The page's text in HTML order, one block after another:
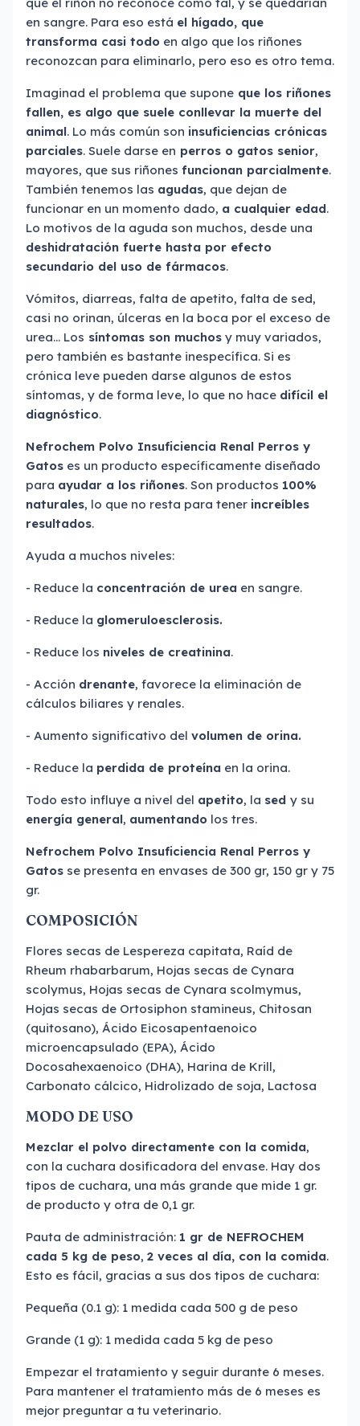
en sangre. Para eso está el hígado, que
transforma casi todo en algo que los riñones
reconozcan para eliminarlo, pero eso es otro tema.
Imaginad el problema que supone que los riñones
fallen, es algo que suele conllevar la muerte del
animal. Lo más común son insuficiencias crónicas
parciales. Suele darse en perros o gatos senior,
mayores, que sus riñones funcionan parcialmente.
También tenemos las agudas, que dejan de
funcionar en un momento dado, a cualquier edad.
Lo motivos de la aguda son muchos, desde una
deshidratación fuerte hasta por efecto
secundario del uso de fármacos.
Vómitos, diarreas, falta de apetito, falta de sed,
casi no orinan, úlceras en la boca por el exceso de
urea… Los síntomas son muchos y muy variados,
pero también es bastante inespecífica. Si es
crónica leve pueden darse algunos de estos
síntomas, y de forma leve, lo que no hace difícil el
diagnóstico.
Nefrochem Polvo Insuficiencia Renal Perros y
Gatos es un producto específicamente diseñado
para ayudar a los riñones. Son productos 100%
naturales, lo que no resta para tener increíbles
resultados.
Ayuda a muchos niveles:
- Reduce la concentración de urea en sangre.
- Reduce la glomeruloesclerosis.
- Reduce los niveles de creatinina.
- Acción drenante, favorece la eliminación de
cálculos biliares y renales.
- Aumento significativo del volumen de orina.
- Reduce la perdida de proteína en la orina.
Todo esto influye a nivel del apetito, la sed y su
energía general, aumentando los tres.
Nefrochem Polvo Insuficiencia Renal Perros y
Gatos se presenta en envases de 300 gr, 150 gr y 75
gr.
COMPOSICIÓN
Flores secas de Lespereza capitata, Raíd de
Rheum rhabarbarum, Hojas secas de Cynara
scolymus, Hojas secas de Cynara scolmymus,
Hojas secas de Ortosiphon stamineus, Chitosan
(quitosano), Ácido Eicosapentaenoico
microencapsulado (EPA), Ácido
Docosahexaenoico (DHA), Harina de Krill,
Carbonato cálcico, Hidrolizado de soja, Lactosa
MODO DE USO
Mezclar el polvo directamente con la comida,
con la cuchara dosificadora del envase. Hay dos
tipos de cuchara, una más grande que mide 1 gr.
de producto y otra de 0,1 gr.
Pauta de administración: 1 gr de NEFROCHEM
cada 5 kg de peso, 2 veces al día, con la comida.
Esto es fácil, gracias a sus dos tipos de cuchara:
Pequeña (0.1 g): 1 medida cada 500 g de peso
Grande (1 g): 1 medida cada 5 kg de peso
Empezar el tratamiento y seguir durante 6 meses.
Para mantener el tratamiento más de 6 meses es
mejor preguntar a tu veterinario.